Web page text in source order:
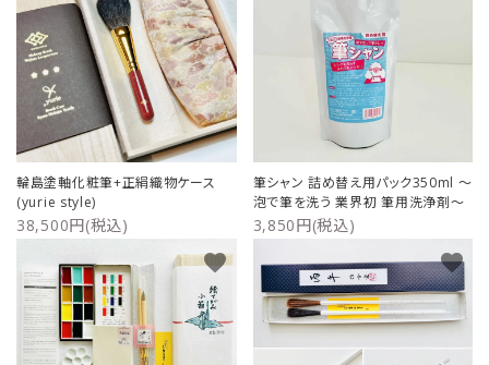
輪島塗軸化粧筆+正絹織物ケース
(yurie style)
38,500円(税込)
筆シャン 詰め替え用パック350ml ～
泡で筆を洗う 業界初 筆用洗浄剤～
3,850円(税込)
favorite favorite